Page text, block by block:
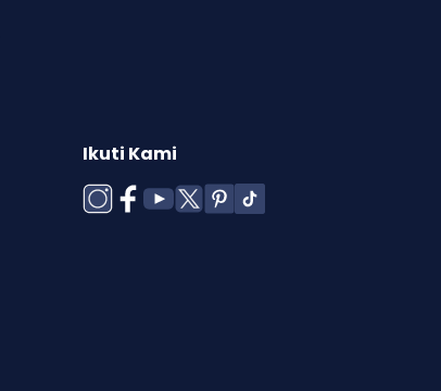
Ikuti Kami